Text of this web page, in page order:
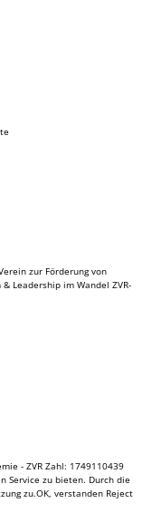
zur Förderung von
Leadership im Wandel ZVR-
- ZVR Zahl: 1749110439
Service zu bieten. Durch die
zu.OK, verstanden Reject